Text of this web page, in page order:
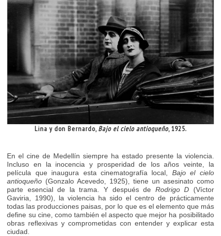
Lina y don Bernardo, Bajo el cielo antioqueño, 1925.
En el cine de Medellín siempre ha estado presente la violencia.
Incluso en la inocencia y prosperidad de los años veinte, la
película que inaugura esta cinematografía local, Bajo el cielo
antioqueño (Gonzalo Acevedo, 1925), tiene un asesinato como
parte esencial de la trama. Y después de Rodrigo D (Víctor
Gaviria, 1990), la violencia ha sido el centro de prácticamente
todas las producciones paisas, por lo que es el elemento que más
define su cine, como también el aspecto que mejor ha posibilitado
obras reflexivas y comprometidas con entender y explicar esta
ciudad.